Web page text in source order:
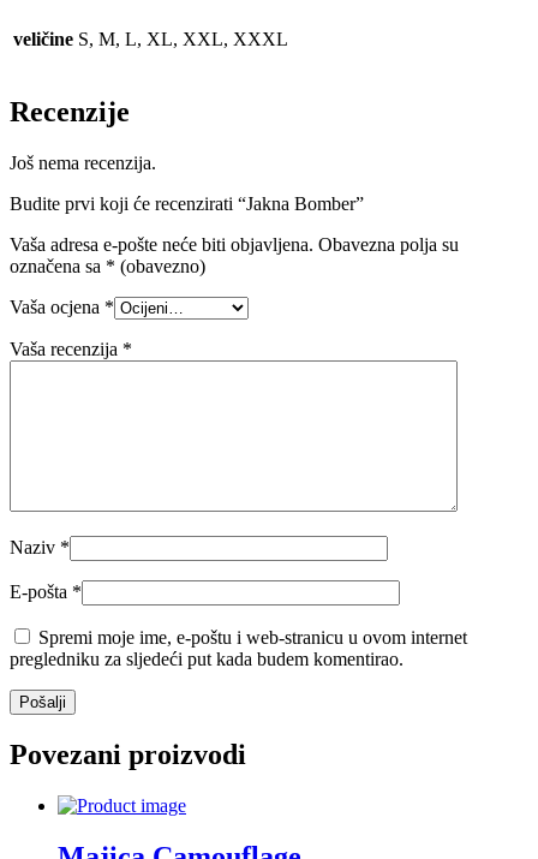
veličine S, M, L, XL, XXL, XXXL
Recenzije
Još nema recenzija.
Budite prvi koji će recenzirati “Jakna Bomber”
Vaša adresa e-pošte neće biti objavljena. Obavezna polja su
označena sa * (obavezno)
Vaša ocjena *
Vaša recenzija *
Naziv *
E-pošta *
Spremi moje ime, e-poštu i web-stranicu u ovom internet
pregledniku za sljedeći put kada budem komentirao.
Povezani proizvodi